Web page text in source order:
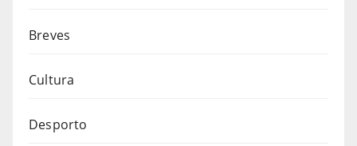
Breves
Cultura
Desporto